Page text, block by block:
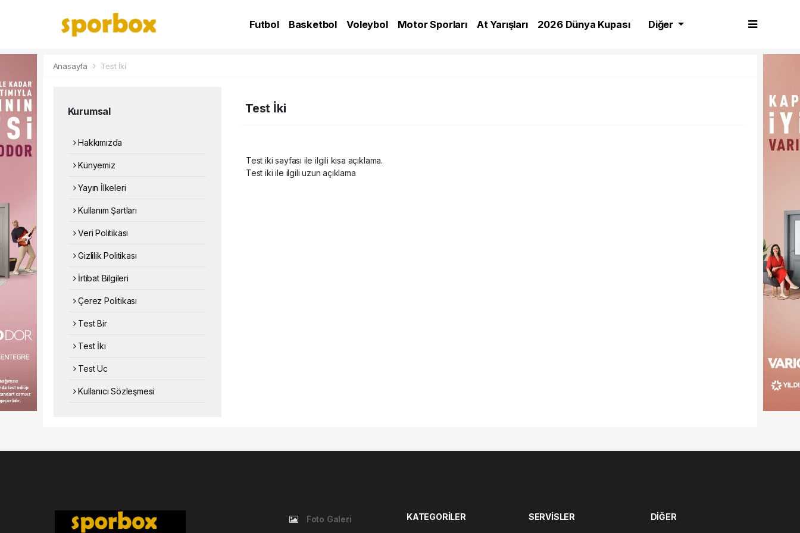
Futbol Basketbol Voleybol Motor Sporları At Yarışları
2026 Dünya Kupası
Diğer
Anasayfa Test İki
Kurumsal
Hakkımızda
Künyemiz
Yayın İlkeleri
Kullanım Şartları
Veri Politikası
Gizlilik Politikası
İrtibat Bilgileri
Çerez Politikası
Test Bir
Test İki
Test Uc
Kullanıcı Sözleşmesi
Test İki
Test iki sayfası ile ilgili kısa açıklama.
Test iki ile ilgili uzun açıklama
Foto Galeri KATEGORİLER SERVİSLER DİĞER